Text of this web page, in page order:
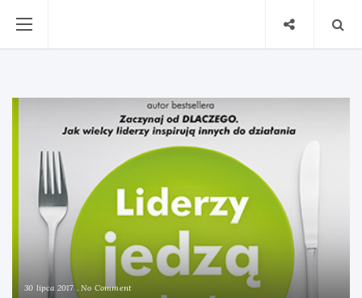
30 lipca 2017 No Comment